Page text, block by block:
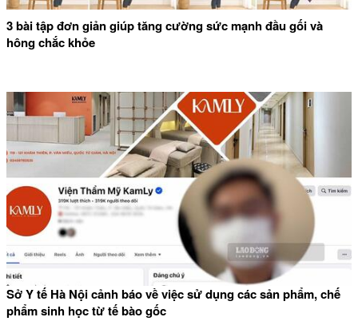
3 bài tập đơn giản giúp tăng cường sức mạnh đầu gối và
hông chắc khỏe
Sở Y tế Hà Nội cảnh báo về việc sử dụng các sản phẩm, chế
phẩm sinh học từ tế bào gốc